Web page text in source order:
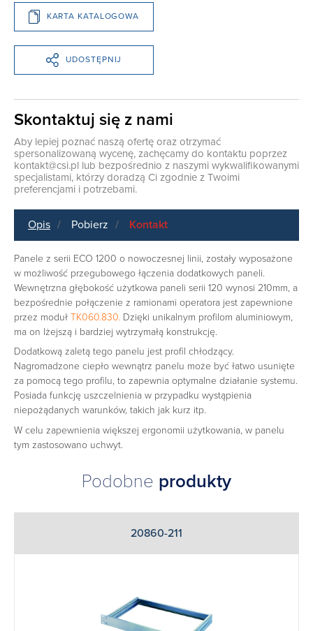
KARTA KATALOGOWA
UDOSTĘPNIJ
Skontaktuj się z nami
Aby lepiej poznać naszą ofertę oraz otrzymać
spersonalizowaną wycenę, zachęcamy do kontaktu poprzez
kontakt@csi.pl lub bezpośrednio z naszymi wykwalifikowanymi
specjalistami, którzy doradzą Ci zgodnie z Twoimi
preferencjami i potrzebami.
Opis Pobierz Kontakt
Panele z serii ECO 1200 o nowoczesnej linii, zostały wyposażone
w możliwość przegubowego łączenia dodatkowych paneli.
Wewnętrzna głębokość użytkowa paneli serii 120 wynosi 210mm, a
bezpośrednie połączenie z ramionami operatora jest zapewnione
przez moduł TK060.830. Dzięki unikalnym profilom aluminiowym,
ma on lżejszą i bardziej wytrzymałą konstrukcję.
Dodatkową zaletą tego panelu jest profil chłodzący.
Nagromadzone ciepło wewnątrz panelu może być łatwo usunięte
za pomocą tego profilu, to zapewnia optymalne działanie systemu.
Posiada funkcję uszczelnienia w przypadku wystąpienia
niepożądanych warunków, takich jak kurz itp.
W celu zapewnienia większej ergonomii użytkowania, w panelu
tym zastosowano uchwyt.
Podobne produkty
20860-211